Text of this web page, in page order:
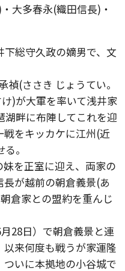
大多春永(織田信長)・
下総守久政の嫡男で、文
(ささき じょうてい。
)が大軍を率いて浅井家
湖畔に布陣してこれを迎
戦をキッカケに江州(近
。
を正室に迎え、両家の
が越前の朝倉義景(あ
倉家との盟約を重んじ
28日）で朝倉義景と連
来何度も戦うが家運隆
いに本拠地の小谷城で